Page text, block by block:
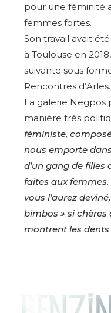
pour une féminité
femmes fortes.
Son travail avait
à Toulouse en
suivante sous
Rencontres d’Arles.
La galerie Negpos
manière très
féministe,
nous emporte
d’un gang de filles
faites aux
vous l’aurez
bimbos » si chères
montrent les dents